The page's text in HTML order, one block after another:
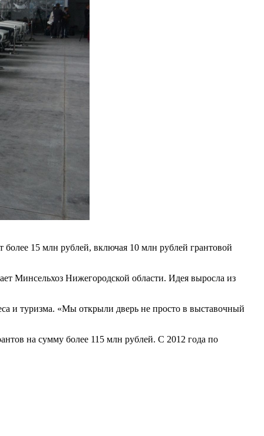
15 млн рублей, включая 10 млн рублей грантовой
Минсельхоз Нижегородской области. Идея выросла из
и туризма. «Мы открыли дверь не просто в выставочный
на сумму более 115 млн рублей. С 2012 года по